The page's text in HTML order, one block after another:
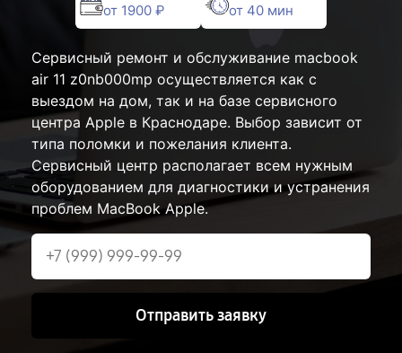
от 1900 ₽ от 40 мин
Сервисный ремонт и обслуживание macbook
air 11 z0nb000mp осуществляется как с
выездом на дом, так и на базе сервисного
центра Apple в Краснодаре. Выбор зависит от
типа поломки и пожелания клиента.
Сервисный центр располагает всем нужным
оборудованием для диагностики и устранения
проблем MacBook Apple.
Отправить заявку